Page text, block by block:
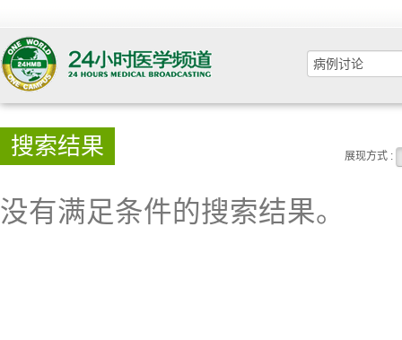
搜索结果 展现方式 :
没有满足条件的搜索结果。